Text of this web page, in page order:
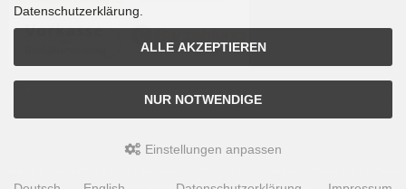
Sprachvariablen befinden sich in der Datei tpl_modified/lang/german/lang_german.custom.
Datenschutzerklärung.
ALLE AKZEPTIEREN
NUR NOTWENDIGE
Einstellungen anpassen